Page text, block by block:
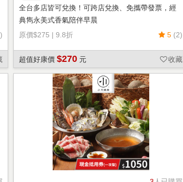
熱特濃美式(大杯)
全台多店皆可兌換！可跨店兌換、免攜帶發票，經
典雋永美式香氣陪伴早晨
原價$275 | 9.8折 5 (2)
超值好康價 $270 元 收藏